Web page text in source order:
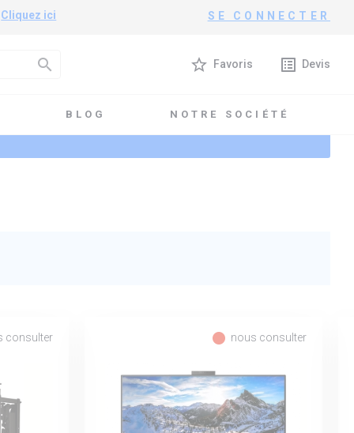
Cliquez ici SE CONNECTER
search star_border Favoris list_alt Devis
BLOG NOTRE SOCIÉTÉ
consulter fiber_manual_record nous consulter